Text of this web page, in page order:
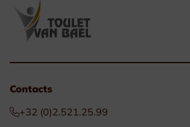
Contacts
+32 (0)2.521.25.99